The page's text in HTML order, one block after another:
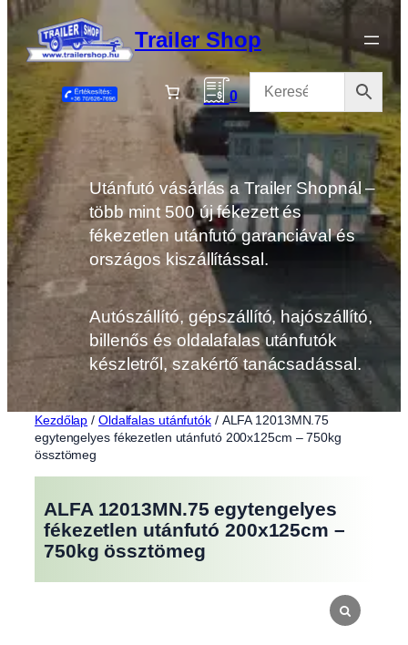
Ugrás
a
tartalomhoz
Trailer Shop
0
Utánfutó vásárlás a Trailer Shopnál –
több mint 500 új fékezett és
fékezetlen utánfutó garanciával és
országos kiszállítással.
Autószállító, gépszállító, hajószállító,
billenős és oldalafalas utánfutók
készletről, szakértő tanácsadással.
Kezdőlap / Oldalfalas utánfutók/ ALFA 12013MN.75
egytengelyes fékezetlen utánfutó 200x125cm – 750kg
össztömeg
ALFA 12013MN.75 egytengelyes
fékezetlen utánfutó 200x125cm –
750kg össztömeg